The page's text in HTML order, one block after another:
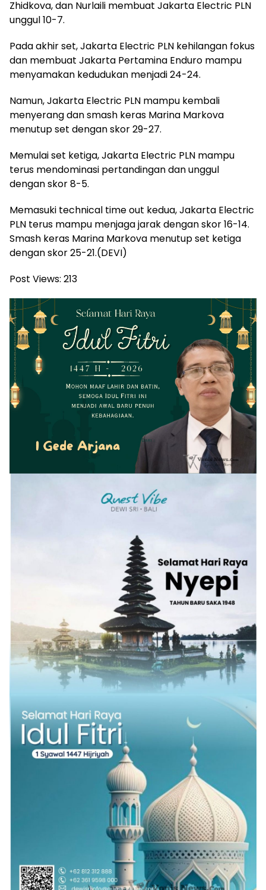
Zhidkova, dan Nurlaili membuat Jakarta Electric PLN
unggul 10-7.
Pada akhir set, Jakarta Electric PLN kehilangan fokus
dan membuat Jakarta Pertamina Enduro mampu
menyamakan kedudukan menjadi 24-24.
Namun, Jakarta Electric PLN mampu kembali
menyerang dan smash keras Marina Markova
menutup set dengan skor 29-27.
Memulai set ketiga, Jakarta Electric PLN mampu
terus mendominasi pertandingan dan unggul
dengan skor 8-5.
Memasuki technical time out kedua, Jakarta Electric
PLN terus mampu menjaga jarak dengan skor 16-14.
Smash keras Marina Markova menutup set ketiga
dengan skor 25-21.(DEVI)
Post Views: 213